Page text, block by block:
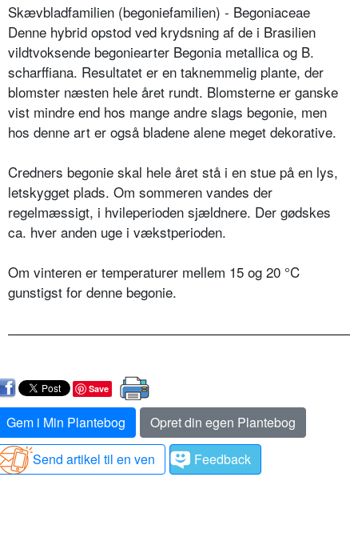
Skævbladfamilien (begoniefamilien) - Begoniaceae
Denne hybrid opstod ved krydsning af de i Brasilien
vildtvoksende begoniearter Begonia metallica og B.
scharffiana. Resultatet er en taknemmelig plante, der
blomster næsten hele året rundt. Blomsterne er ganske
vist mindre end hos mange andre slags begonie, men
hos denne art er også bladene alene meget dekorative.
Credners begonie skal hele året stå i en stue på en lys,
letskygget plads. Om sommeren vandes der
regelmæssigt, i hvileperioden sjældnere. Der gødskes
ca. hver anden uge i vækstperioden.
Om vinteren er temperaturer mellem 15 og 20 °C
gunstigst for denne begonie.
Save
Gem i Min Plantebog
Opret din egen Plantebog
Send artikel til en ven
Feedback